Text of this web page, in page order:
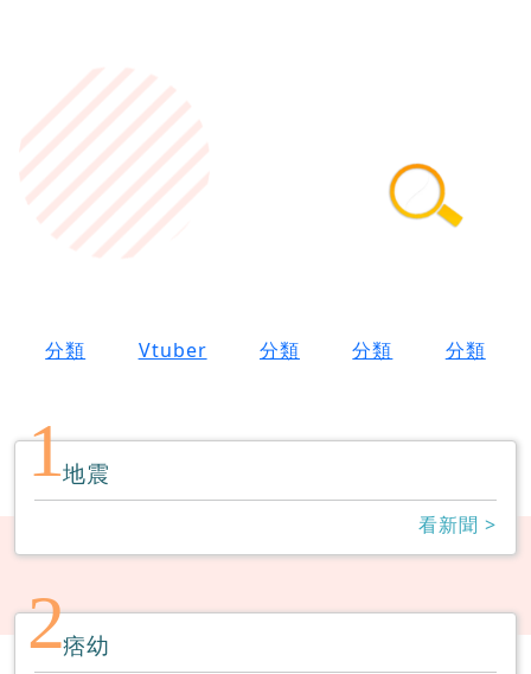
分類 Vtuber 分類 分類 分類
1地震
看新聞 >
2痞幼